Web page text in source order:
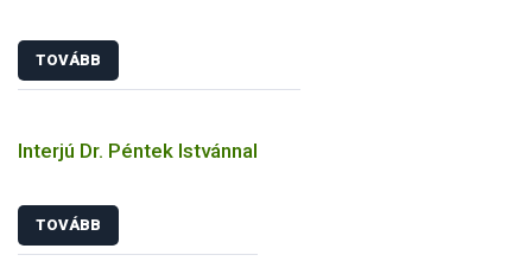
TOVÁBB
Interjú Dr. Péntek Istvánnal
TOVÁBB